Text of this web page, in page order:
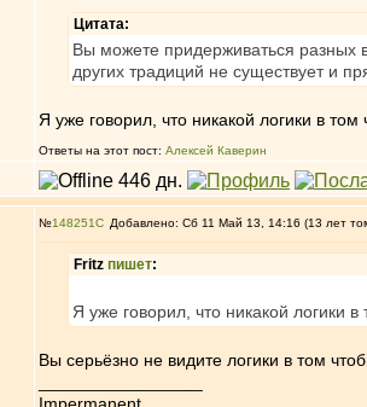
Цитата:
Вы можете придерживаться разных
других традиций не существует и
Я уже говорил, что никакой логики в
Ответы на этот пост: Алексей Каверин
№148251 Добавлено: Сб 11 Май 13, 14:16 (13 лет
Fritz пишет:
Я уже говорил, что никакой логики
Вы серьёзно не видите логики в том